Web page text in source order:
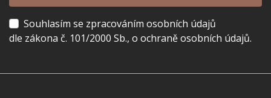
Souhlasím se zpracováním osobních údajů
dle zákona č. 101/2000 Sb., o ochraně osobních údajů.